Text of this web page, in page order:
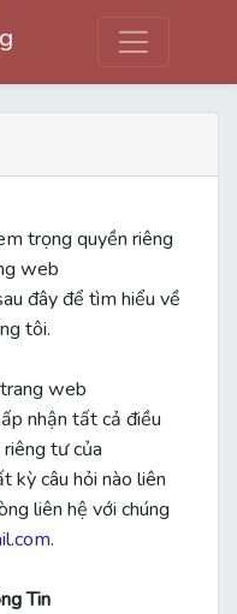
trọng quyền riêng
web
đây để tìm hiểu về
tôi.
web
nhận tất cả điều
tư của
kỳ câu hỏi nào liên
liên hệ với chúng
.
Tin